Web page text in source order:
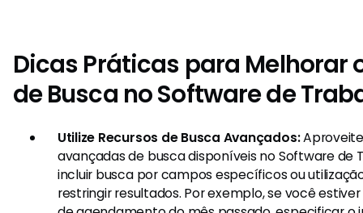
Dicas Práticas para Melhorar
de Busca no Software de
Utilize Recursos de Busca Avançados:
avançadas de busca disponíveis no Software de
incluir busca por campos específicos ou
restringir resultados. Por exemplo, se você